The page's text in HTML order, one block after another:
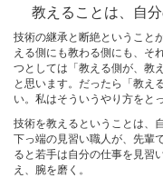
教えることは、自
技術の継承と断絶ということ
える側にも教わる側にも、そ
つとしては「教える側が、教
と思います。だったら「教え
い。私はそういうやり方をと
技術を教えるということは、
下っ端の見習い職人が、先輩
ると若手は自分の仕事を見習
え、腕を磨く。